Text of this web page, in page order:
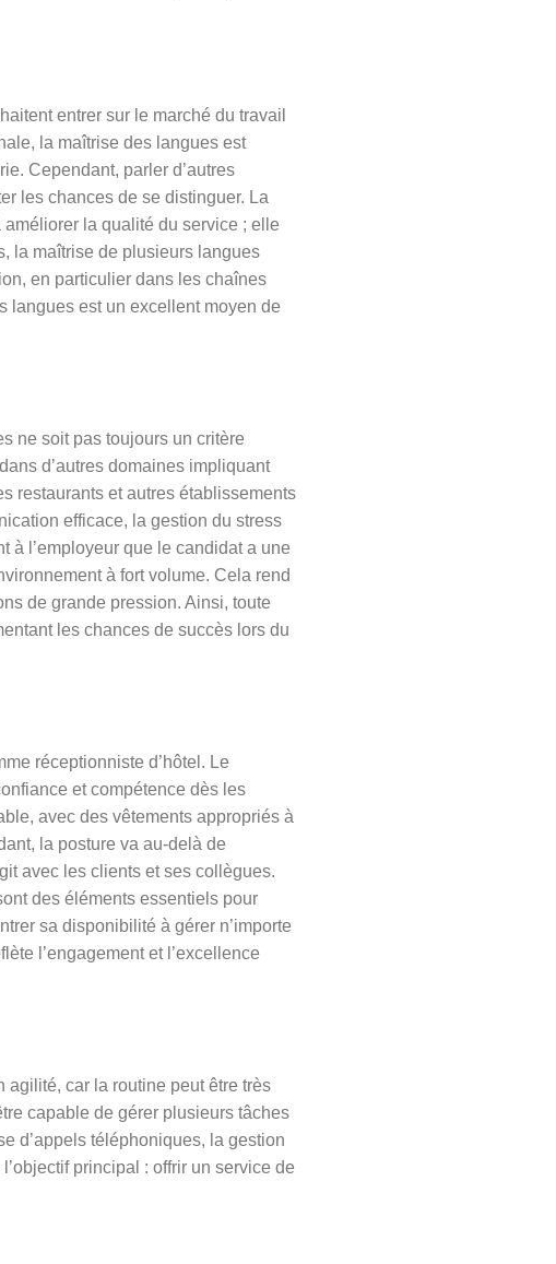
entrer sur le marché du travail
la maîtrise des langues est
Cependant, parler d’autres
les chances de se distinguer. La
la qualité du service ; elle
la maîtrise de plusieurs langues
en particulier dans les chaînes
langues est un excellent moyen de
ne soit pas toujours un critère
d’autres domaines impliquant
restaurants et autres établissements
efficace, la gestion du stress
à l’employeur que le candidat a une
à fort volume. Cela rend
de grande pression. Ainsi, toute
les chances de succès lors du
réceptionniste d’hôtel. Le
et compétence dès les
avec des vêtements appropriés à
la posture va au-delà de
avec les clients et ses collègues.
des éléments essentiels pour
sa disponibilité à gérer n’importe
l’engagement et l’excellence
agilité, car la routine peut être très
capable de gérer plusieurs tâches
d’appels téléphoniques, la gestion
principal : offrir un service de